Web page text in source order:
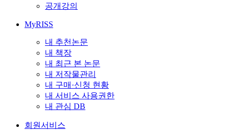
공개강의
MyRISS
내 추천논문
내 책장
내 최근 본 논문
내 저작물관리
내 구매·신청 현황
내 서비스 사용권한
내 관심 DB
회원서비스